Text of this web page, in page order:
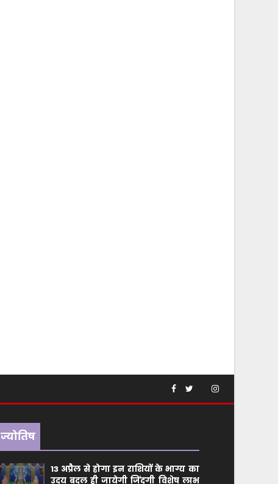
ज्योतिष
13 अप्रैल से होगा इन राशियों के भाग्य का
उदय बदल ही जायेगी जिंदगी विशेष लाभ